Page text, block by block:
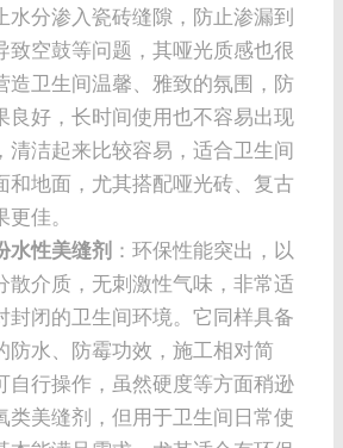
水分渗入瓷砖缝隙，防止渗漏到
致空鼓等问题，其哑光质感也很
造卫生间温馨、雅致的氛围，防
良好，长时间使用也不容易出现
清洁起来比较容易，适合卫生间
和地面，尤其搭配哑光砖、复古
佳。
水性美缝剂 ：环保性能突出，以
散介质，无刺激性气味，非常适
封闭的卫生间环境。它同样具备
防水、防霉功效，施工相对简
自行操作，虽然硬度等方面稍逊
类美缝剂，但用于卫生间日常使